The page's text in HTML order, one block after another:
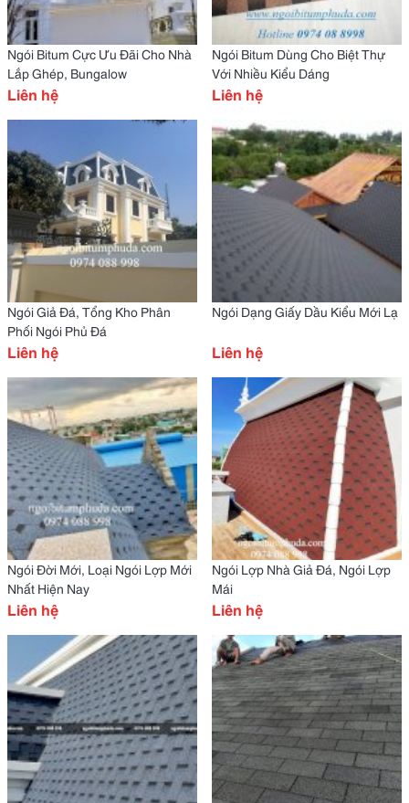
Ngói Bitum Cực Ưu Đãi Cho Nhà
Lắp Ghép, Bungalow
Liên hệ
Ngói Bitum Dùng Cho Biệt Thự
Với Nhiều Kiểu Dáng
Liên hệ
Ngói Giả Đá, Tổng Kho Phân
Phối Ngói Phủ Đá
Liên hệ
Ngói Dạng Giấy Dầu Kiểu Mới Lạ
Liên hệ
Ngói Đời Mới, Loại Ngói Lợp Mới
Nhất Hiện Nay
Liên hệ
Ngói Lợp Nhà Giả Đá, Ngói Lợp
Mái
Liên hệ